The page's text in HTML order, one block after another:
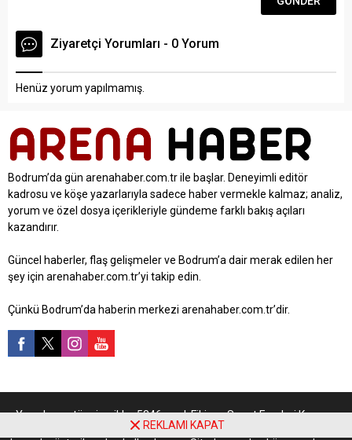
Ziyaretçi Yorumları - 0 Yorum
Henüz yorum yapılmamış.
Bodrum’da gün arenahaber.com.tr ile başlar. Deneyimli editör
kadrosu ve köşe yazarlarıyla sadece haber vermekle kalmaz; analiz,
yorum ve özel dosya içerikleriyle gündeme farklı bakış açıları
kazandırır.
Güncel haberler, flaş gelişmeler ve Bodrum’a dair merak edilen her
şey için arenahaber.com.tr’yi takip edin.
Çünkü Bodrum’da haberin merkezi arenahaber.com.tr’dir.
Yayınlanan tüm içerikler 5846 sayılı Fikir ve Sanat Eserleri Kanunu
kapsamında korunmaktadır. İzinsiz kopyalanamaz, çoğaltılamaz ve
REKLAMI KAPAT